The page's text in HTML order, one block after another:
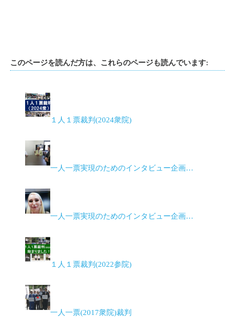
このページを読んだ方は、これらのページも読んでいます:
１人１票裁判(2024衆院)
一人一票実現のためのインタビュー企画…
一人一票実現のためのインタビュー企画…
１人１票裁判(2022参院)
一人一票(2017衆院)裁判